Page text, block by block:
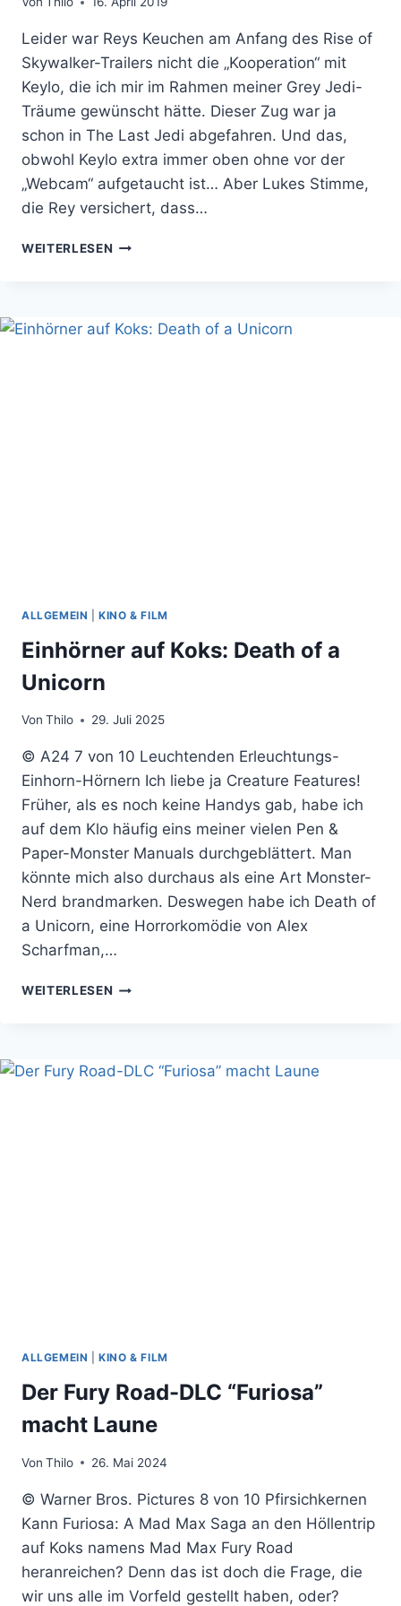
Leider war Reys Keuchen am Anfang des Rise of
Skywalker-Trailers nicht die „Kooperation“ mit
Keylo, die ich mir im Rahmen meiner Grey Jedi-
Träume gewünscht hätte. Dieser Zug war ja
schon in The Last Jedi abgefahren. Und das,
obwohl Keylo extra immer oben ohne vor der
„Webcam“ aufgetaucht ist… Aber Lukes Stimme,
die Rey versichert, dass…
WEITERLESEN ICH
VON
RISE
ALLGEMEIN |KINO & FILM
Einhörner auf Koks: Death of a
Unicorn
Von Thilo 29. Juli 2025
© A24 7 von 10 Leuchtenden Erleuchtungs-
Einhorn-Hörnern Ich liebe ja Creature Features!
Früher, als es noch keine Handys gab, habe ich
auf dem Klo häufig eins meiner vielen Pen &
Paper-Monster Manuals durchgeblättert. Man
könnte mich also durchaus als eine Art Monster-
Nerd brandmarken. Deswegen habe ich Death of
a Unicorn, eine Horrorkomödie von Alex
Scharfman,…
WEITERLESEN EINHÖRNER
OF
A
ALLGEMEIN |KINO & FILM
Der Fury Road-DLC “Furiosa”
macht Laune
Von Thilo 26. Mai 2024
© Warner Bros. Pictures 8 von 10 Pfirsichkernen
Kann Furiosa: A Mad Max Saga an den Höllentrip
auf Koks namens Mad Max Fury Road
heranreichen? Denn das ist doch die Frage, die
wir uns alle im Vorfeld gestellt haben, oder?